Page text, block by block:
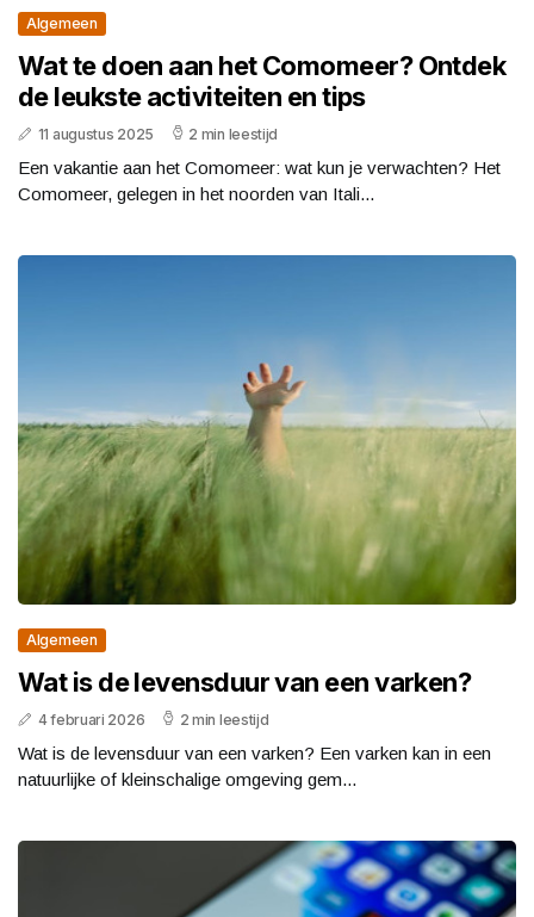
Algemeen
Wat te doen aan het Comomeer? Ontdek
de leukste activiteiten en tips
11 augustus 2025 2 min leestijd
Een vakantie aan het Comomeer: wat kun je verwachten? Het
Comomeer, gelegen in het noorden van Itali...
Algemeen
Wat is de levensduur van een varken?
4 februari 2026 2 min leestijd
Wat is de levensduur van een varken? Een varken kan in een
natuurlijke of kleinschalige omgeving gem...